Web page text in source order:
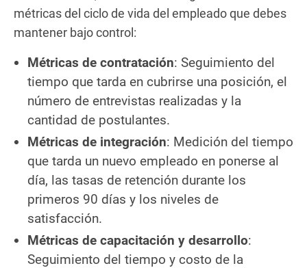
métricas del ciclo de vida del empleado que debes
mantener bajo control:
Métricas de contratación: Seguimiento del
tiempo que tarda en cubrirse una posición, el
número de entrevistas realizadas y la
cantidad de postulantes.
Métricas de integración: Medición del tiempo
que tarda un nuevo empleado en ponerse al
día, las tasas de retención durante los
primeros 90 días y los niveles de
satisfacción.
Métricas de capacitación y desarrollo:
Seguimiento del tiempo y costo de la